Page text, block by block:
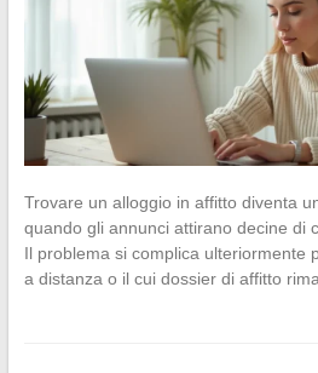
Trovare un alloggio in affitto diventa
quando gli annunci attirano decine di
Il problema si complica ulteriormente
a distanza o il cui dossier di affitto